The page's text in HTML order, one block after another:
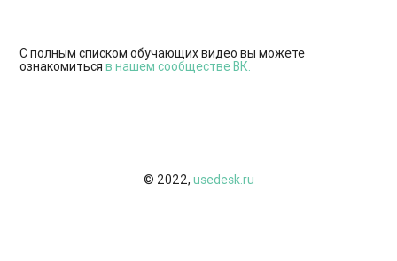
С полным списком обучающих видео вы можете
ознакомитьсяв нашем сообществе ВК.
© 2022, usedesk.ru